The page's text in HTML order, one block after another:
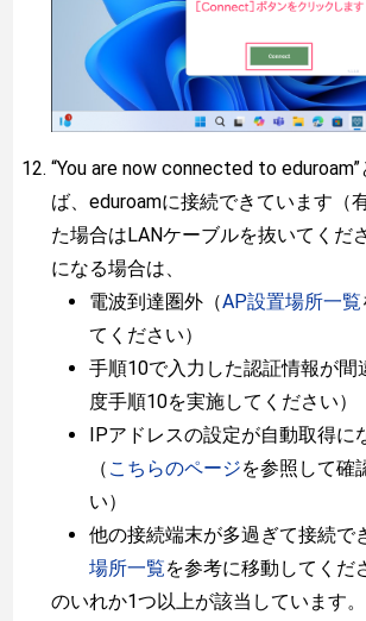
“You are now connected to
ば、eduroamに接続できています（
た場合はLANケーブルを抜いてくだ
になる場合は、
電波到達圏外（AP設置場所一覧
てください）
手順10で入力した認証情報が間
度手順10を実施してください）
IPアドレスの設定が自動取得に
（ こちらのページを参照して確
い）
他の接続端末が多過ぎて接続で
場所一覧を参考に移動してくだ
のいれか1つ以上が該当しています。